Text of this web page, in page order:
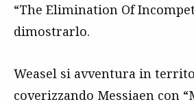
“The Elimination Of
dimostrarlo.
Weasel si avventura in
coverizzando Messiaen con